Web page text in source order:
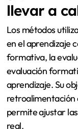
llevar a
Los métodos
en el aprendizaje
formativa, la
evaluación
aprendizaje. Su
retroalimentación
permite ajustar
real.